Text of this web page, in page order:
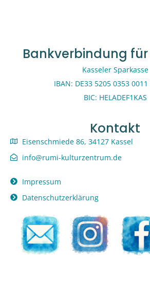
Bankverbindung
Kasseler Sparkasse
IBAN: DE33 5205 0353
BIC: HELADEF1KAS
Kontakt
Eisenschmiede 86, 34127 Kassel
info@rumi-kulturzentrum.de
Impressum
Datenschutzerklärung